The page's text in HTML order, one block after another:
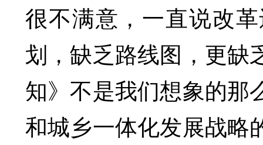
很不满意，一直说改
划，缺乏路线图，更缺
知》不是我们想象的那
和城乡一体化发展战略